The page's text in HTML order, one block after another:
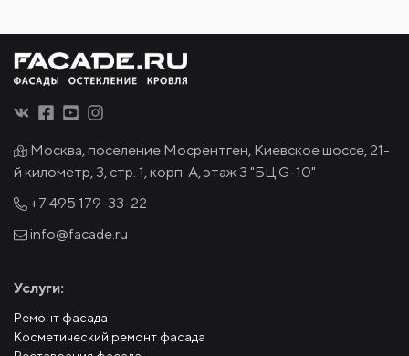
Москва, поселение Мосрентген, Киевское шоссе, 21-
й километр, 3, стр. 1, корп. А, этаж 3 "БЦ G-10"
+7 495 179-33-22
info@facade.ru
Услуги:
Ремонт фасада
Косметический ремонт фасада